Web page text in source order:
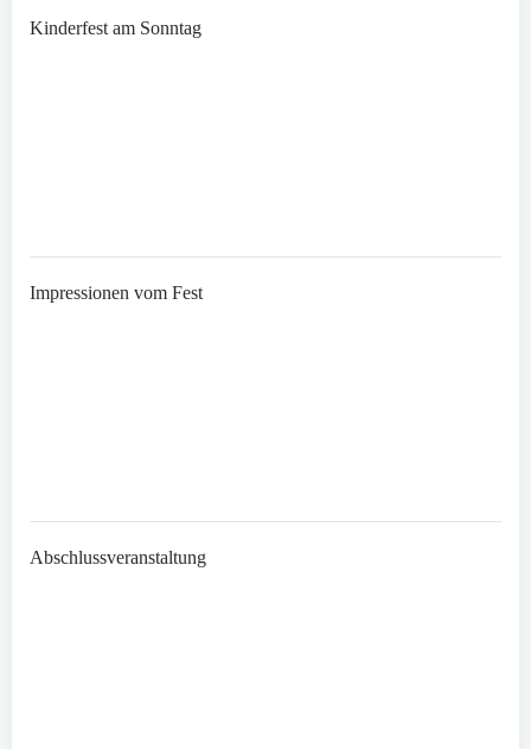
Kinderfest am Sonntag
Impressionen vom Fest
Abschlussveranstaltung